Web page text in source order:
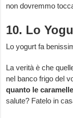
non dovremmo
10. Lo
Lo yogurt fa
La verità è che
nel banco frigo del
quanto le
salute? Fatelo in